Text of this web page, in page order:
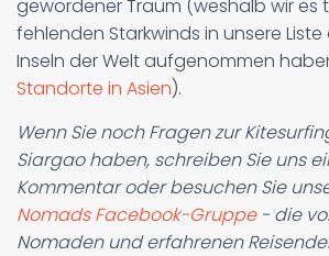
gewordener Traum (weshalb wir es
fehlenden Starkwinds in unsere
Inseln der Welt aufgenommen
Standorte in Asien).
Wenn Sie noch Fragen zur
Siargao haben, schreiben Sie uns
Kommentar oder besuchen Sie
Nomads Facebook-Gruppe- die
Nomaden und erfahrenen